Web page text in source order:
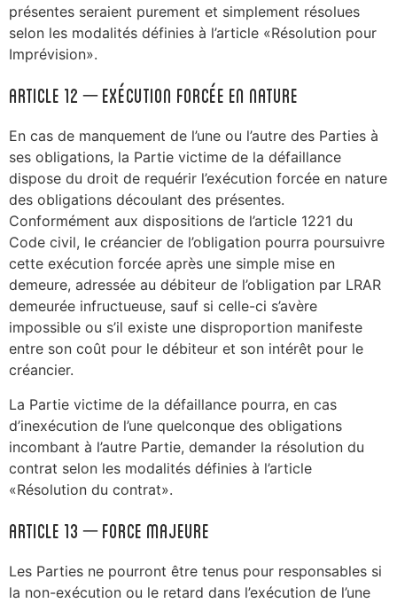
présentes seraient purement et simplement résolues
selon les modalités définies à l’article «Résolution pour
Imprévision».
ARTICLE 12 – Exécution forcée en nature
En cas de manquement de l’une ou l’autre des Parties à
ses obligations, la Partie victime de la défaillance
dispose du droit de requérir l’exécution forcée en nature
des obligations découlant des présentes.
Conformément aux dispositions de l’article 1221 du
Code civil, le créancier de l’obligation pourra poursuivre
cette exécution forcée après une simple mise en
demeure, adressée au débiteur de l’obligation par LRAR
demeurée infructueuse, sauf si celle-ci s’avère
impossible ou s’il existe une disproportion manifeste
entre son coût pour le débiteur et son intérêt pour le
créancier.
La Partie victime de la défaillance pourra, en cas
d’inexécution de l’une quelconque des obligations
incombant à l’autre Partie, demander la résolution du
contrat selon les modalités définies à l’article
«Résolution du contrat».
ARTICLE 13 – Force majeure
Les Parties ne pourront être tenus pour responsables si
la non-exécution ou le retard dans l’exécution de l’une